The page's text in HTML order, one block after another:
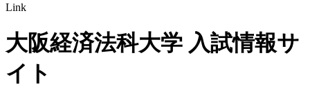
Link
大阪経済法科大学 入試情報サ
イト